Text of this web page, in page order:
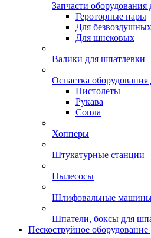
Запчасти оборудования
Героторные пары
Для безвоздушных
Для шнековых
Валики для шпатлевки
Оснастка оборудования
Пистолеты
Рукава
Сопла
Хопперы
Штукатурные станции
Пылесосы
Шлифовальные
Шпатели, боксы для
Пескоструйное оборудование